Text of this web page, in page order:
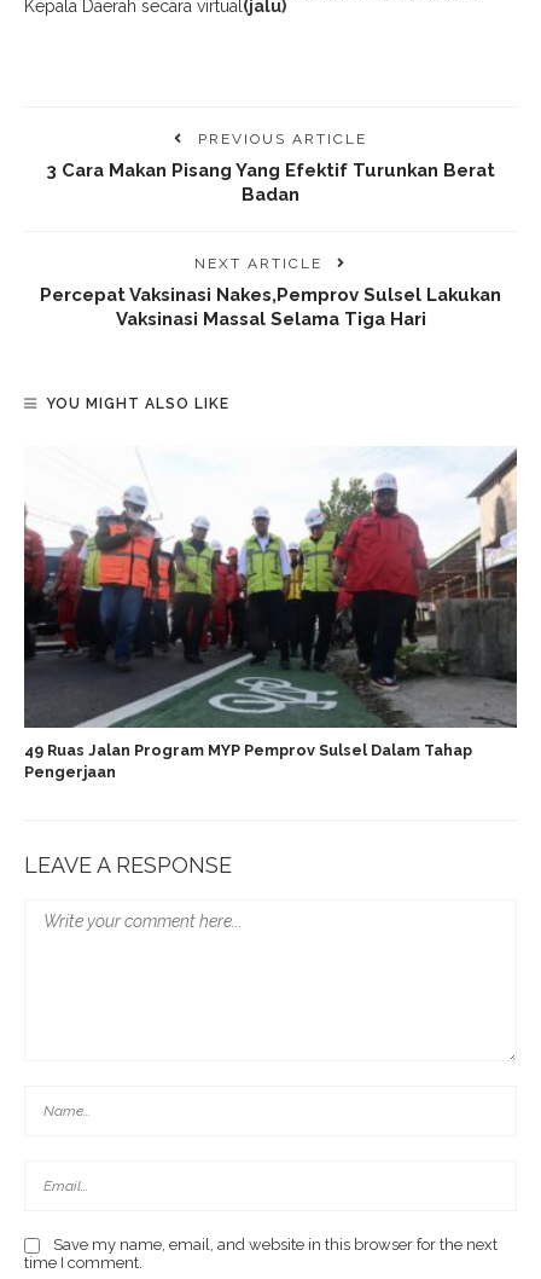
Kepala Daerah secara virtual(jalu)
PREVIOUS ARTICLE
3 Cara Makan Pisang Yang Efektif Turunkan Berat
Badan
NEXT ARTICLE
Percepat Vaksinasi Nakes,Pemprov Sulsel Lakukan
Vaksinasi Massal Selama Tiga Hari
YOU MIGHT ALSO LIKE
49 Ruas Jalan Program MYP Pemprov Sulsel Dalam Tahap
Pengerjaan
LEAVE A RESPONSE
Save my name, email, and website in this browser for the next
time I comment.